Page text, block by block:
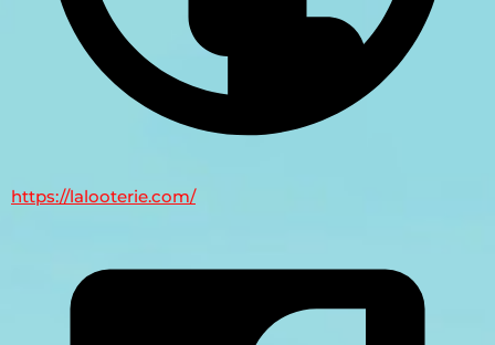
https://lalooterie.com/